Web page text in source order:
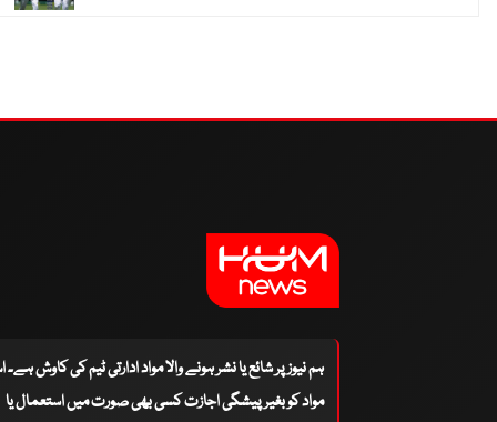
ہم نیوز پر شائع یا نشر ہونے والا مواد ادارتی ٹیم کی کاوش
مواد کو بغیر پیشگی اجازت کسی بھی صورت میں استعمال یا